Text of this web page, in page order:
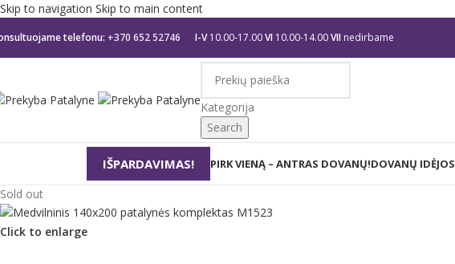
Skip to navigation Skip to main content
telefonu: +370 652 52746 I-V10.00-17.00VI 10.00-14.00VII nedirbame
Kategorija
Search
IŠPARDAVIMAS! PIRK VIENĄ – ANTRAS DOVANŲ!DOVANŲ IDĖJOS
Sold out
Click to enlarge